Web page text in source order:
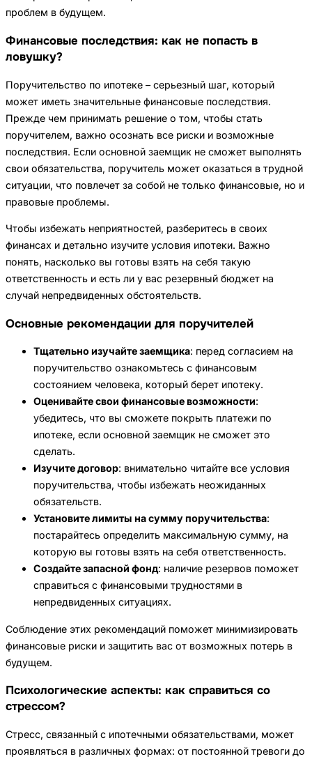
проблем в будущем.
Финансовые последствия: как не попасть в
ловушку?
Поручительство по ипотеке – серьезный шаг, который
может иметь значительные финансовые последствия.
Прежде чем принимать решение о том, чтобы стать
поручителем, важно осознать все риски и возможные
последствия. Если основной заемщик не сможет выполнять
свои обязательства, поручитель может оказаться в трудной
ситуации, что повлечет за собой не только финансовые, но и
правовые проблемы.
Чтобы избежать неприятностей, разберитесь в своих
финансах и детально изучите условия ипотеки. Важно
понять, насколько вы готовы взять на себя такую
ответственность и есть ли у вас резервный бюджет на
случай непредвиденных обстоятельств.
Основные рекомендации для поручителей
Тщательно изучайте заемщика: перед согласием на
поручительство ознакомьтесь с финансовым
состоянием человека, который берет ипотеку.
Оценивайте свои финансовые возможности:
убедитесь, что вы сможете покрыть платежи по
ипотеке, если основной заемщик не сможет это
сделать.
Изучите договор: внимательно читайте все условия
поручительства, чтобы избежать неожиданных
обязательств.
Установите лимиты на сумму поручительства:
постарайтесь определить максимальную сумму, на
которую вы готовы взять на себя ответственность.
Создайте запасной фонд: наличие резервов поможет
справиться с финансовыми трудностями в
непредвиденных ситуациях.
Соблюдение этих рекомендаций поможет минимизировать
финансовые риски и защитить вас от возможных потерь в
будущем.
Психологические аспекты: как справиться со
стрессом?
Стресс, связанный с ипотечными обязательствами, может
проявляться в различных формах: от постоянной тревоги до